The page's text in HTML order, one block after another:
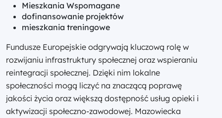
Mieszkania Wspomagane
dofinansowanie projektów
mieszkania treningowe
Fundusze Europejskie odgrywają kluczową rolę w
rozwijaniu infrastruktury społecznej oraz wspieraniu
reintegracji społecznej. Dzięki nim lokalne
społeczności mogą liczyć na znaczącą poprawę
jakości życia oraz większą dostępność usług opieki i
aktywizacji społeczno-zawodowej. Mazowiecka